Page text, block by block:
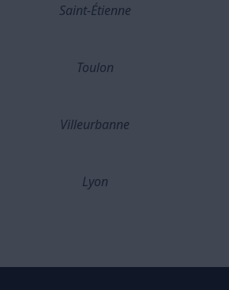
Saint-Étienne
Toulon
Villeurbanne
Lyon